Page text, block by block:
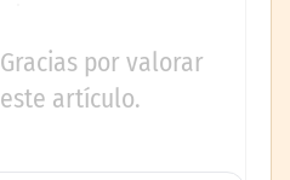
Gracias por valorar
este artículo.